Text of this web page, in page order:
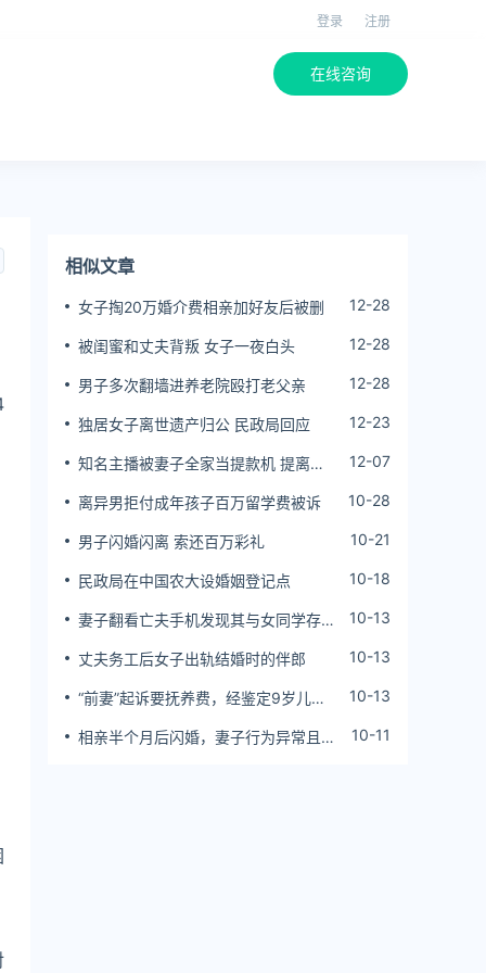
登录 注册
在线咨询
相似文章
女子掏20万婚介费相亲加好友后被删 12-28
被闺蜜和丈夫背叛 女子一夜白头 12-28
男子多次翻墙进养老院殴打老父亲 12-28
独居女子离世遗产归公 民政局回应 12-23
知名主播被妻子全家当提款机 提离婚
12-07
离异男拒付成年孩子百万留学费被诉 10-28
男子闪婚闪离 索还百万彩礼 10-21
民政局在中国农大设婚姻登记点 10-18
妻子翻看亡夫手机发现其与女同学存婚
10-13
丈夫务工后女子出轨结婚时的伴郎 10-13
“前妻”起诉要抚养费，经鉴定9岁儿子
10-13
相亲半个月后闪婚，妻子行为异常且持
10-11